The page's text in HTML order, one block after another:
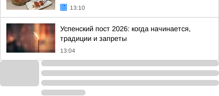
13:10
Успенский пост 2026: когда начинается,
традиции и запреты
13:04